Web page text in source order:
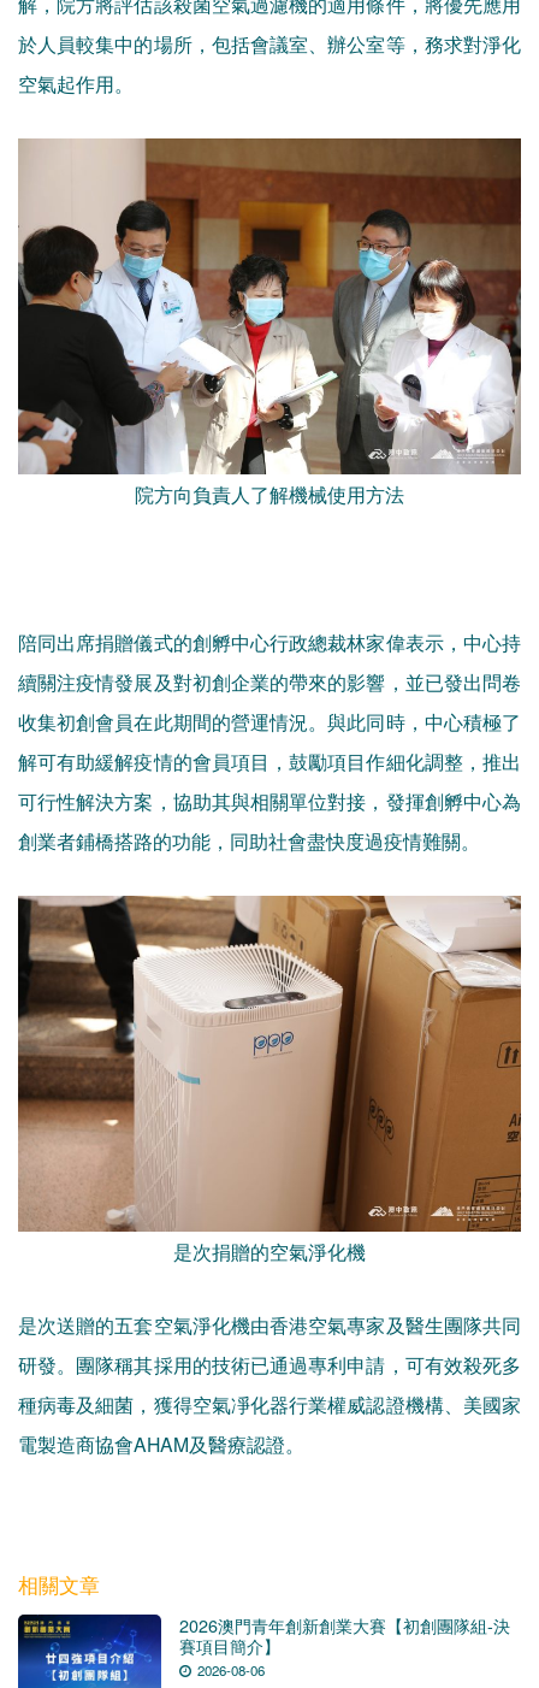
於人員較集中的場所，包括會議室、辦公室等，務求對淨化
空氣起作用。
院方向負責人了解機械使用方法
陪同出席捐贈儀式的創孵中心行政總裁林家偉表示，中心持
續關注疫情發展及對初創企業的帶來的影響，並已發出問卷
收集初創會員在此期間的營運情況。與此同時，中心積極了
解可有助緩解疫情的會員項目，鼓勵項目作細化調整，推出
可行性解決方案，協助其與相關單位對接，發揮創孵中心為
創業者鋪橋搭路的功能，同助社會盡快度過疫情難關。
是次捐贈的空氣淨化機
是次送贈的五套空氣淨化機由香港空氣專家及醫生團隊共同
研發。團隊稱其採用的技術已通過專利申請，可有效殺死多
種病毒及細菌，獲得空氣凈化器行業權威認證機構、美國家
電製造商協會AHAM及醫療認證。
相關文章
2026澳門青年創新創業大賽【初創團隊組-決
賽項目簡介】
2026-08-06